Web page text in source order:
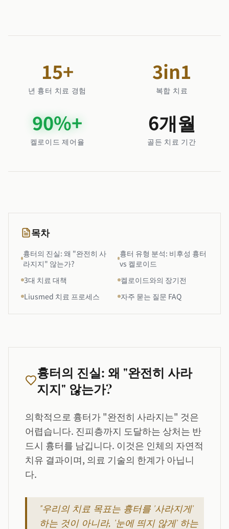
15+
년 흉터 치료 경험
3in1
복합 치료
90%+
켈로이드 제어율
6개월
골든 치료 기간
목차
흉터의 진실: 왜 "완전히 사
라지지" 않는가?
흉터 유형 분석: 비후성 흉터
vs 켈로이드
3대 치료 대책
켈로이드와의 장기전
Liusmed 치료 프로세스
자주 묻는 질문 FAQ
흉터의 진실: 왜 "완전히 사라
지지" 않는가?
의학적으로 흉터가 "완전히 사라지는" 것은
어렵습니다. 진피층까지 도달하는 상처는 반
드시 흉터를 남깁니다. 이것은 인체의 자연적
치유 결과이며, 의료 기술의 한계가 아닙니
다.
"우리의 치료 목표는 흉터를 '사라지게'
하는 것이 아니라, '눈에 띄지 않게' 하는